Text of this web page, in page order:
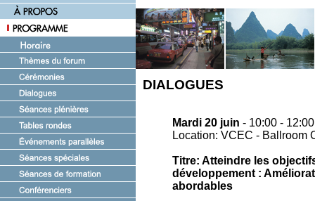
DIALOGUES
Mardi 20 juin - 10:00 - 12:00
Location: VCEC - Ballroom
Titre: Atteindre les
développement :
abordables